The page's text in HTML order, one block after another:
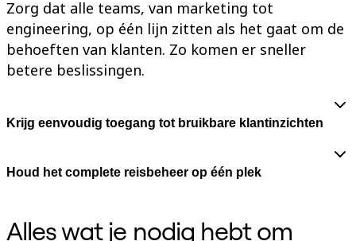
Mindmaps
Concept Maps
Flowcharts
Gespecialiseerd
Roadmapping
Customer Journey Mapping
Planning & Delivery
Per bedrijfssegment
Zorg dat alle teams, van marketing tot
engineering, op één lijn zitten als het gaat om de
behoeften van klanten. Zo komen er sneller
betere beslissingen.
Krijg eenvoudig toegang tot bruikbare klantinzichten
Houd het complete reisbeheer op één plek
Alles wat je nodig hebt om